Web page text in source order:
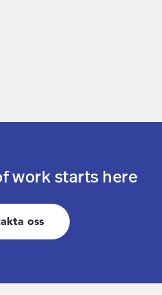
work starts here
oss